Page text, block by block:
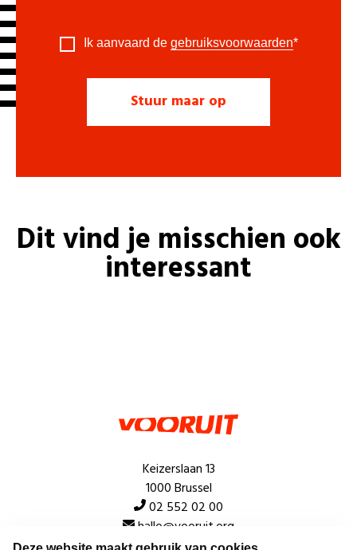
Ik aanvaard de gebruiksvoorwaarden*
Dit vind je misschien ook
interessant
Keizerslaan 13
1000 Brussel
02 552 02 00
hallo@vooruit.org